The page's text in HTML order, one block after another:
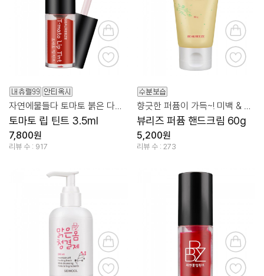
토마토 립 틴트 3.5ml
7,800원
리뷰 수 : 917
뷰리즈 퍼퓸 핸드크림 60g
5,200원
리뷰 수 : 273